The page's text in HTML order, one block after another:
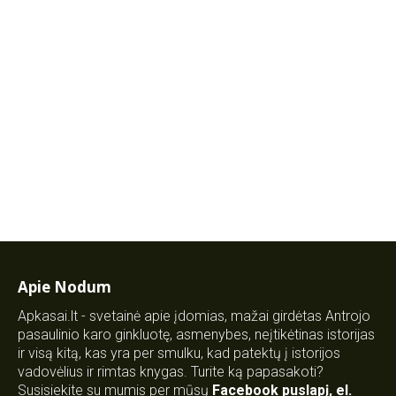
Apie Nodum
Apkasai.lt - svetainė apie įdomias, mažai girdėtas Antrojo
pasaulinio karo ginkluotę, asmenybes, neįtikėtinas istorijas
ir visą kitą, kas yra per smulku, kad patektų į istorijos
vadovėlius ir rimtas knygas. Turite ką papasakoti?
Susisiekite su mumis per mūsų Facebook puslapį, el.